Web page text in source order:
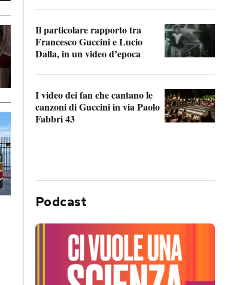
Il particolare rapporto tra
Francesco Guccini e Lucio
Dalla, in un video d’epoca
I video dei fan che cantano le
canzoni di Guccini in via Paolo
Fabbri 43
Podcast